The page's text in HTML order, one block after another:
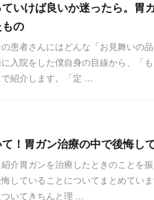
いけば良いか迷ったら。胃
の
患者さんにはどんな「お見舞いの
入院をした僕自身の目線から、「
紹介します。「定 ...
！胃ガン治療の中で後悔し
介胃ガンを治療したときのことを
していることについてまとめてい
いてきちんと理 ...